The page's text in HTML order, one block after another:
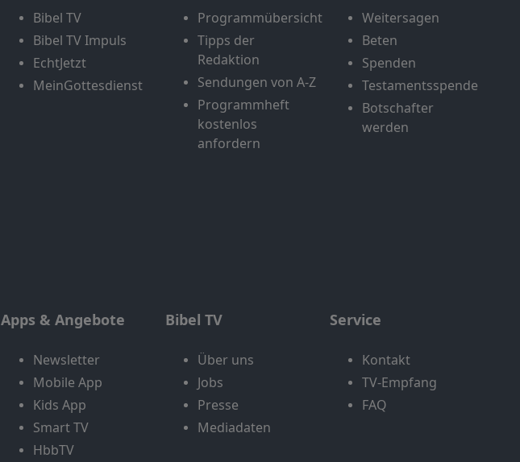
Bibel TV
Bibel TV Impuls
EchtJetzt
MeinGottesdienst
Programmübersicht
Tipps der
Redaktion
Sendungen von A-Z
Programmheft
kostenlos
anfordern
Weitersagen
Beten
Spenden
Testamentsspende
Botschafter
werden
Apps & Angebote
Newsletter
Mobile App
Kids App
Smart TV
HbbTV
Bibel TV
Über uns
Jobs
Presse
Mediadaten
Service
Kontakt
TV-Empfang
FAQ